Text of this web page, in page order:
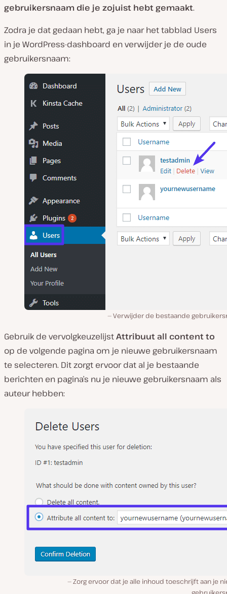
gebruikersnaam die je zojuist hebt gemaakt.
Zodra je dat gedaan hebt, ga je naar het tabblad Users
in je WordPress-dashboard en verwijder je de oude
gebruikersnaam:
Verwijder de bestaande
Gebruik de vervolgkeuzelijstAttribuut all content to
op de volgende pagina om je nieuwe gebruikersnaam
te selecteren. Dit zorgt ervoor dat al je bestaande
berichten en pagina’s nu je nieuwe gebruikersnaam als
auteur hebben:
Zorg ervoor dat je alle inhoud toeschrijft aan je